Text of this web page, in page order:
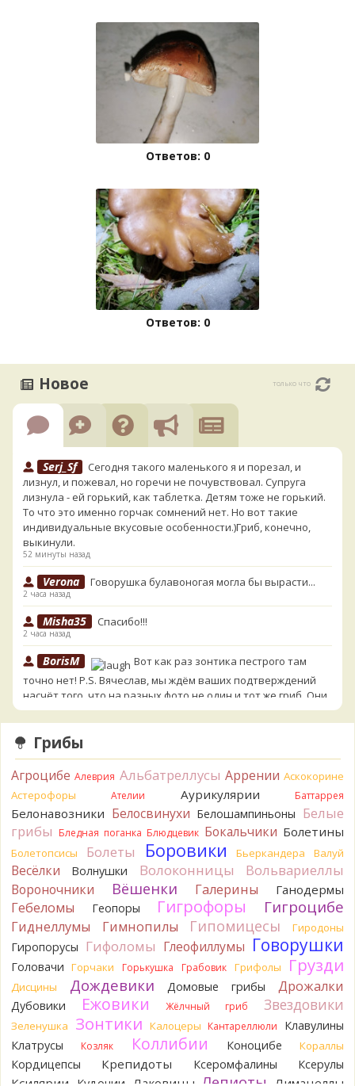
Ответов: 0
Ответов: 0
Новое только что
Serj_Sf
Сегодня такого маленького я и порезал, и
лизнул, и пожевал, но горечи не почувствовал. Супруга
лизнула - ей горький, как таблетка. Детям тоже не горький.
То что это именно горчак сомнений нет. Но вот такие
индивидуальные вкусовые особенности.)Гриб, конечно,
выкинули.
52 минуты назад
Verona Говорушка булавоногая могла бы вырасти...
2 часа назад
Misha35 Спасибо!!!
2 часа назад
BorisM
Вот как раз зонтика пестрого там
точно нет! P.S. Вячеслав, мы ждём ваших подтверждений
насчёт того, что на разных фото не один и тот же гриб. Они
и по виду разные, а не просто разные экземпляры. Но
хорошо было бы упорядочить это с вашим участием.
Разные грибы нужно разнести по разным вопросам!
2 часа назад
BorisM Однозначно польский!
2 часа назад
BorisM
Николай, дайте уточнение насчёт изменения
цвета гриба на срезе. Без этой информации до конца
сложно выбрать между жёлтым и собачьим груздями!
BorisM Очевидный подберезовик!
9 часов назад
Verona Рядовка скученная.
Юрий
Только сосны. Любит молодняк и растёт ещё по
краям лесных дорог.
1 день назад
Юрий
Бывает встречается и в чисто еловых лесах,но
основное его дерево конечно же лиственница. Под соснами
не растёт.
1 день назад
Грибы
Агроцибе Алеврия Альбатреллусы Аррении Аскокорине
Астерофоры
Ателии Аурикулярии Баттаррея
Белонавозники Белосвинухи Белошампиньоны Белые
грибы Бледная поганка Блюдцевик Бокальчики Болетины
Болетопсисы Болеты Боровики Бьеркандера Валуй
Весёлки Волнушки Волоконницы Вольвариеллы
Вороночники Вёшенки Галерины Ганодермы
Гебеломы Геопоры Гигрофоры Гигроцибе
Гиднеллумы Гимнопилы Гипомицесы Гиродоны
Гиропорусы Гифоломы Глеофиллумы Говорушки
Головачи Горчаки Горькушка Грабовик Грифолы Грузди
Дисцины Дождевики Домовые грибы Дрожалки
Дубовики Ежовики Жёлчный гриб Звездовики
Зеленушка Зонтики Калоцеры Кантареллюли
Клавулины
Клатрусы
Козляк Коллибии Коноцибе Кораллы
Кордицепсы Крепидоты Ксеромфалины Ксерулы